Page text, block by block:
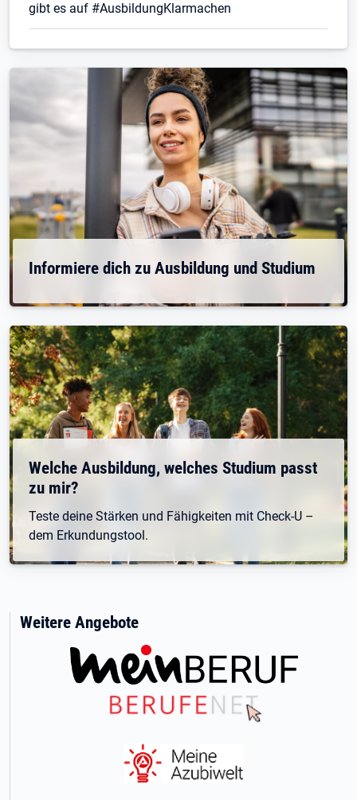
gibt es auf #AusbildungKlarmachen
Informiere dich zu Ausbildung und Studium
Welche Ausbildung, welches Studium passt
zu mir?
Teste deine Stärken und Fähigkeiten mit Check-U –
dem Erkundungstool.
Weitere Angebote